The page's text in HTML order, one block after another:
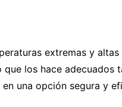
extremas y
los hace adecuados
una opción segura y